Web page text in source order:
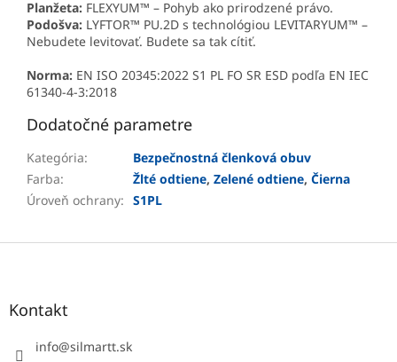
Planžeta: FLEXYUM™ – Pohyb ako prirodzené právo.
Podošva: LYFTOR™ PU.2D s technológiou LEVITARYUM™ –
Nebudete levitovať. Budete sa tak cítiť.
Norma: EN ISO 20345:2022 S1 PL FO SR ESD podľa EN IEC
61340-4-3:2018
Dodatočné parametre
Kategória:
Bezpečnostná členková obuv
Farba: Žlté odtiene, Zelené odtiene, Čierna
Úroveň ochrany: S1PL
Z
Kontakt
info@silmartt.sk